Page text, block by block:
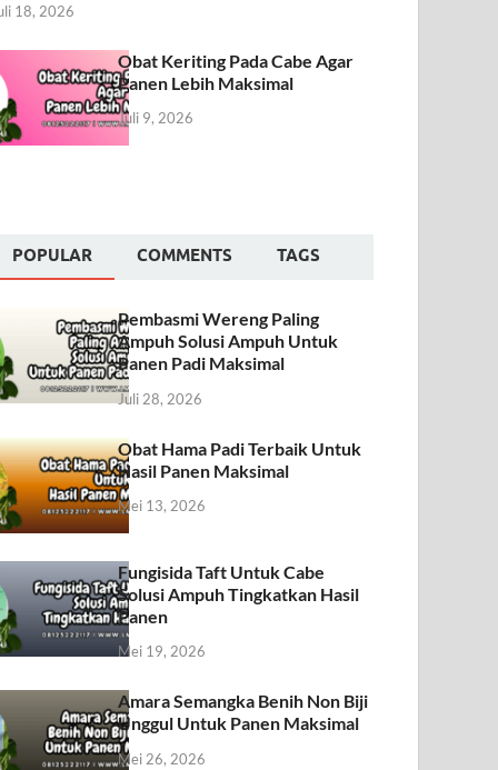
18, 2026
Obat Keriting Pada Cabe Agar
Panen Lebih Maksimal
Juli 9, 2026
POPULAR COMMENTS TAGS
Pembasmi Wereng Paling
Ampuh Solusi Ampuh Untuk
Panen Padi Maksimal
Juli 28, 2026
Obat Hama Padi Terbaik Untuk
Hasil Panen Maksimal
Mei 13, 2026
Fungisida Taft Untuk Cabe
Solusi Ampuh Tingkatkan Hasil
Panen
Mei 19, 2026
Amara Semangka Benih Non Biji
Unggul Untuk Panen Maksimal
Mei 26, 2026